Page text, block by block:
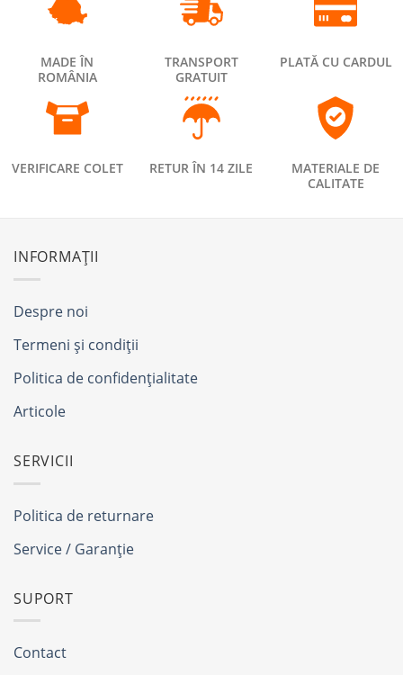
MADE ÎN
ROMÂNIA
TRANSPORT
GRATUIT
PLATĂ CU CARDUL
VERIFICARE COLET RETUR ÎN 14 ZILE
MATERIALE DE
CALITATE
INFORMAȚII
Despre noi
Termeni și condiții
Politica de confidențialitate
Articole
SERVICII
Politica de returnare
Service / Garanție
SUPORT
Contact